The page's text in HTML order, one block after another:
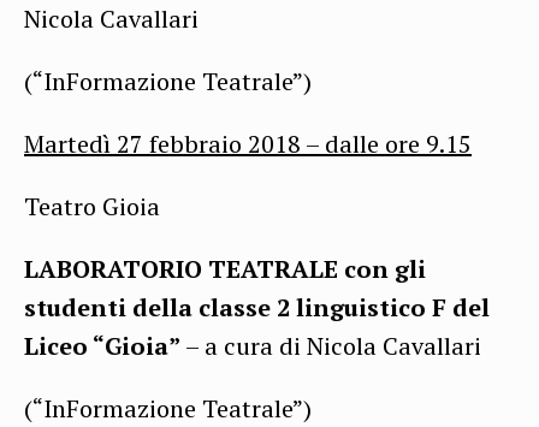
Nicola Cavallari
(“InFormazione Teatrale”)
Martedì 27 febbraio 2018 – dalle ore 9.15
Teatro Gioia
LABORATORIO TEATRALE con gli
studenti della classe 2 linguistico F del
Liceo “Gioia” – a cura di Nicola Cavallari
(“InFormazione Teatrale”)